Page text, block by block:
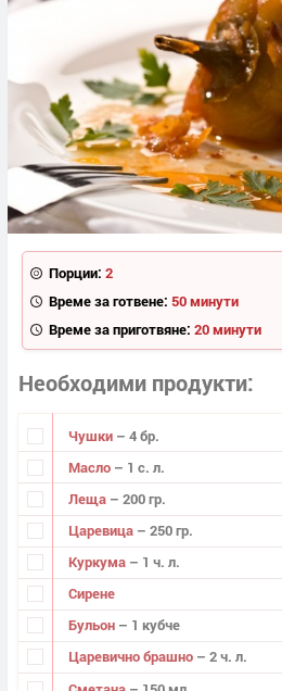
Порции: 2
Време за готвене: 50 минути
Време за приготвяне: 20 минути
Необходими продукти
Чушки – 4 бр.
Масло – 1 с. л.
Леща – 200 гр.
Царевица – 250 гр.
Куркума – 1 ч. л.
Сирене
Бульон – 1 кубче
Царевично брашно – 2 ч. л.